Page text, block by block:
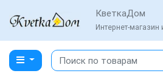
КветкаДом
Интернет-